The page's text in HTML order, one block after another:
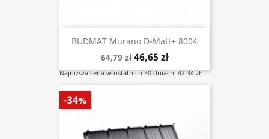
BUDMAT Murano D-Matt+ 8004
64,79 zł 46,65 zł
Najniższa cena w ostatnich 30 dniach: 42.34 zł
-34%